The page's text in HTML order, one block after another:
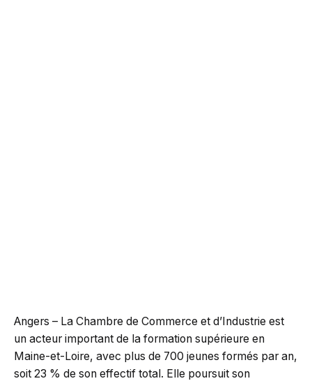
Angers – La Chambre de Commerce et d’Industrie est
un acteur important de la formation supérieure en
Maine-et-Loire, avec plus de 700 jeunes formés par an,
soit 23 % de son effectif total. Elle poursuit son